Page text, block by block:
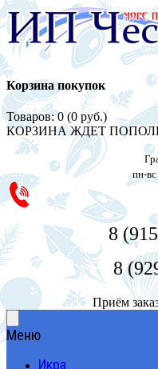
Корзина покупок
Товаров: 0 (0 руб.)
КОРЗИНА ЖДЕТ
пн-
8
8
Приём
Меню
Икра